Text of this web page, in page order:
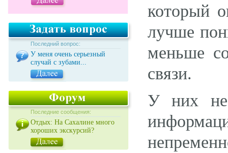
Последний вопрос:
У меня очень серьезный
случай с зубами...
Последние сообщения:
Отдых: На Сахалине много
хороших экскурсий?
который
лучше
меньше
связи.
У них не